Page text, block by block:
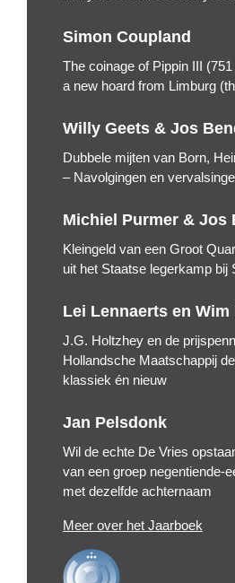
Simon Coupland
The coinage of Pippin III
a new hoard from Limburg
Willy Geets & Jos
Dubbele mijten van Born,
– Navolgingen en
Michiel Purmer & Jos
Kleingeld van een Groot
uit het Staatse legerkamp bij
Lei Lennaerts en Wim
J.G. Holtzhey en de
Hollandsche Maatschappij
klassiek én nieuw
Jan Pelsdonk
Wil de echte De Vries
van een groep negentiende-
met dezelfde achternaam
Meer over het Jaarboek